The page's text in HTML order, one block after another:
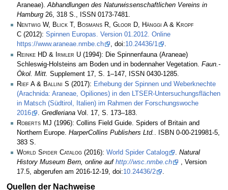
Araneae).Abhandlungen des Naturwissenschaftlichen Vereins in
Hamburg 26, 318 S., ISSN 0173-7481.
Nentwig W, Blick T, Bosmans R, Gloor D, Hänggi A & Kropf
C (2012): Spinnen Europas. Version 01.2012. Online
https://www.araneae.nmbe.ch
, doi:10.24436/1
.
Reinke HD & Irmler U (1994): Die Spinnenfauna (Araneae)
Schleswig-Holsteins am Boden und in bodennaher Vegetation. Faun.-
Ökol. Mitt. Supplement 17, S. 1–147, ISSN 0430-1285.
Rief A & Ballini S (2017): Erhebung der Spinnen und Weberknechte
(Arachnida: Araneae, Opiliones) in den LTSER-Untersuchungsflächen
in Matsch (Südtirol, Italien) im Rahmen der Forschungswoche
2016
. Gredleriana Vol. 17, S. 173–183.
Roberts MJ (1996): Collins Field Guide. Spiders of Britain and
Northern Europe. HarperCollins Publishers Ltd. . ISBN 0-00-219981-5,
383 S.
World Spider Catalog (2016): World Spider Catalog . Natural
History Museum Bern, online auf http://wsc.nmbe.ch
, Version
17.5, abgerufen am 2016-12-19, doi:10.24436/2 .
Quellen der Nachweise